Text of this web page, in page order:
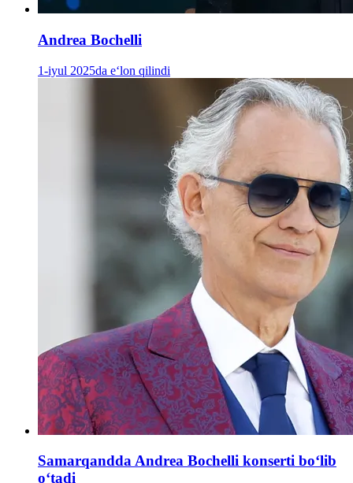
Andrea Bochelli
1-iyul 2025da e‘lon qilindi
Samarqandda Andrea Bochelli konserti boʻlib
oʻtadi